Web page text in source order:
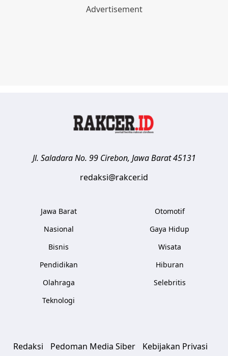
Jl. Saladara No. 99 Cirebon, Jawa Barat 45131
redaksi@rakcer.id
Jawa Barat
Nasional
Bisnis
Pendidikan
Olahraga
Teknologi
Otomotif
Gaya Hidup
Wisata
Hiburan
Selebritis
Redaksi Pedoman Media Siber Kebijakan Privasi